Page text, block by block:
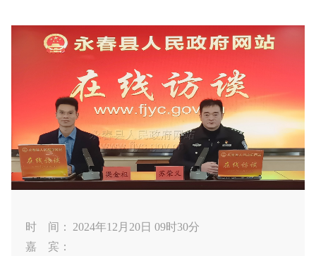
时 间：
2024年12月20日 09时30分
嘉 宾：